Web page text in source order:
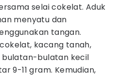
selai cokelat. Aduk
menyatu dan
tangan.
kacang tanah,
bulatan-bulatan kecil
9-11 gram. Kemudian,